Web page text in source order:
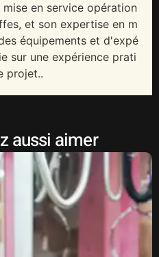
en service opération
et son expertise en m
équipements et d'expé
sur une expérience prati
projet..
aussi aimer